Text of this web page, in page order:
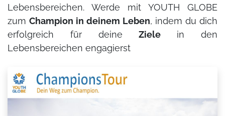
Lebensbereichen. Werde mit YOUTH GLOBE
zum Champion in deinem Leben, indem du dich
erfolgreich für deineZiele in den
Lebensbereichen engagierst